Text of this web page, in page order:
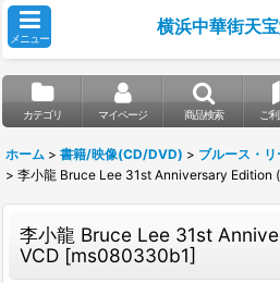
メニュー
横浜中華街天
カテゴリ マイページ 商品検索 ご
ホーム > 書籍/映像(CD/DVD) > ブルース・リ
> 李小龍 Bruce Lee 31st Anniversary Edition
李小龍 Bruce Lee 31st
VCD [ms080330b1]